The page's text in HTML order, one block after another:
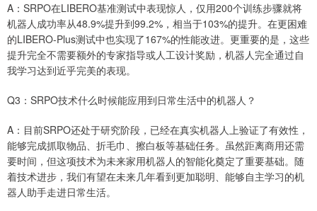
A：SRPO在LIBERO基准测试中表现惊人，仅用200个训练步骤就将
机器人成功率从48.9%提升到99.2%，相当于103%的提升。在更困难
的LIBERO-Plus测试中也实现了167%的性能改进。更重要的是，这些
提升完全不需要额外的专家指导或人工设计奖励，机器人完全通过自
我学习达到近乎完美的表现。
Q3：SRPO技术什么时候能应用到日常生活中的机器人？
A：目前SRPO还处于研究阶段，已经在真实机器人上验证了有效性，
能够完成抓取物品、折毛巾、擦白板等基础任务。虽然距离商用还需
要时间，但这项技术为未来家用机器人的智能化奠定了重要基础。随
着技术进步，我们有望在未来几年看到更加聪明、能够自主学习的机
器人助手走进日常生活。